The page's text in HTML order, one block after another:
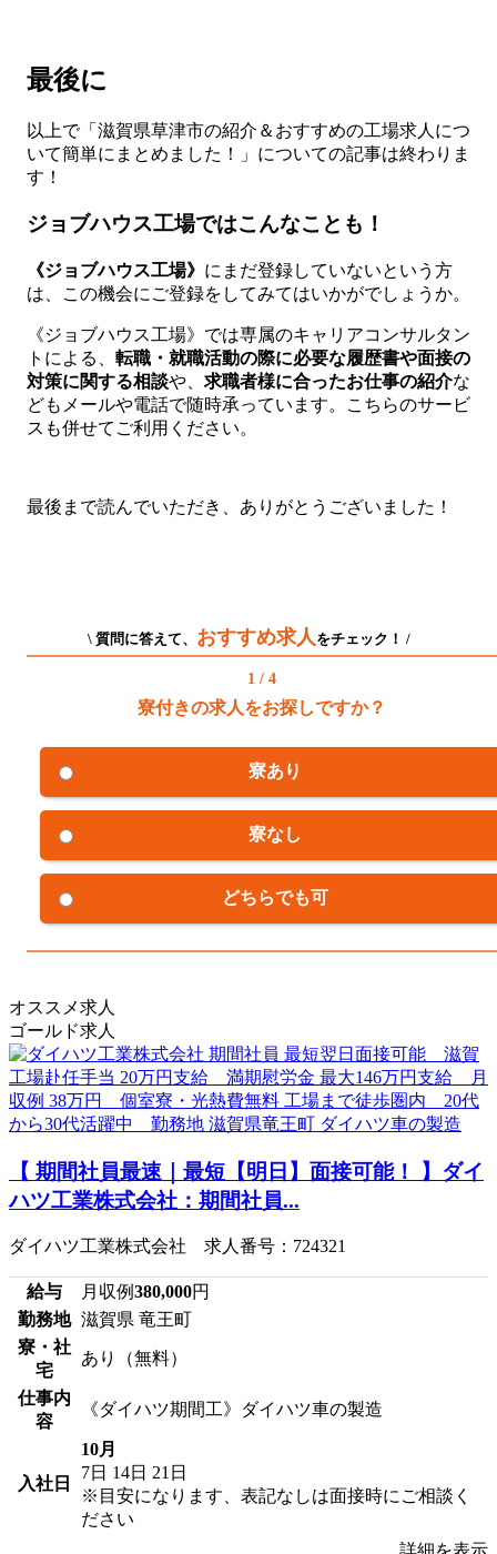
最後に
以上で「滋賀県草津市の紹介＆おすすめの工場求人につ
いて簡単にまとめました！」についての記事は終わりま
す！
ジョブハウス工場ではこんなことも！
《ジョブハウス工場》 にまだ登録していないという方
は、この機会にご登録をしてみてはいかがでしょうか。
《ジョブハウス工場》では専属のキャリアコンサルタン
トによる、 転職・就職活動の際に必要な履歴書や面接の
対策に関する相談や、 求職者様に合ったお仕事の紹介な
どもメールや電話で随時承っています。こちらのサービ
スも併せてご利用ください。
最後まで読んでいただき、ありがとうございました！
\ 質問に答えて、 おすすめ求人 をチェック！ /
1 / 4
寮付きの求人をお探しですか？
寮あり
寮なし
どちらでも可
オススメ求人
ゴールド求人
【 期間社員最速｜最短【明日】面接可能！ 】ダイ
ハツ工業株式会社：期間社員...
ダイハツ工業株式会社 求人番号：724321
給与 月収例380,000円
勤務地 滋賀県 竜王町
寮・社
宅
あり（無料）
仕事内
容
《ダイハツ期間工》ダイハツ車の製造
入社日
10月
7日 14日 21日
※目安になります、表記なしは面接時にご相談く
ださい